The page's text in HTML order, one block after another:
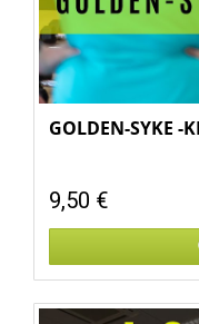
GOLDEN-SYKE -
9,50 €